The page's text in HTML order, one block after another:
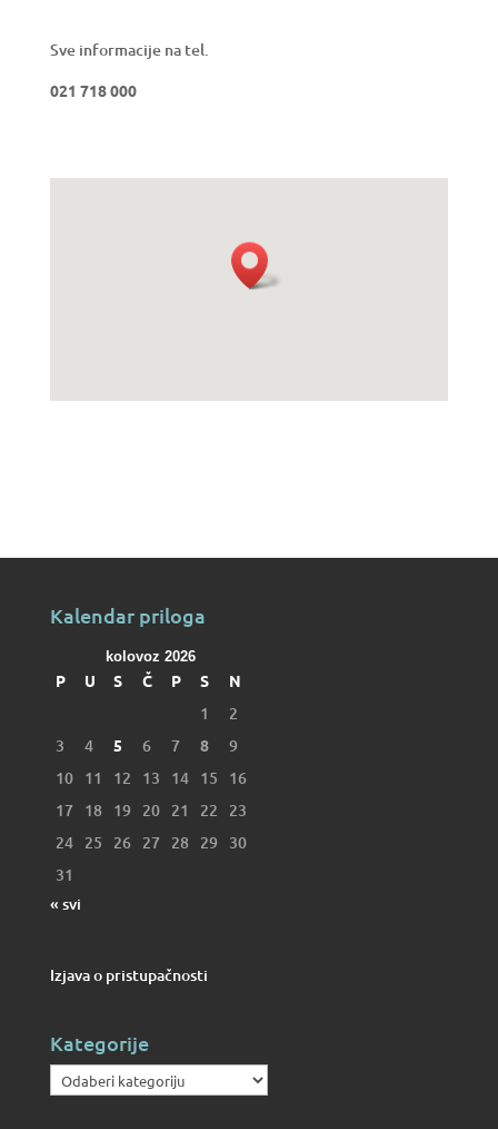
Sve informacije na tel.
021 718 000
Kalendar priloga
kolovoz 2026
P U S Č P S N
1
2
3
4 5 6 7 8
9
10 11 12 13 14 15
16
17 18 19 20 21 22
23
24 25 26 27 28 29
30
31
« svi
Izjava o pristupačnosti
Kategorije
Kategorije